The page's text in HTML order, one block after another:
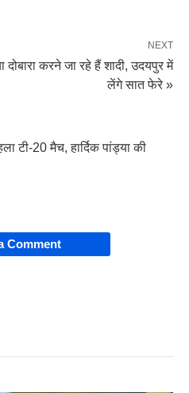
NEXT
दोबारा करने जा रहे हैं शादी, उदयपुर में
लेंगे सात फेरे »
टी-20 मैच, हार्दिक पांड्या की
Comment